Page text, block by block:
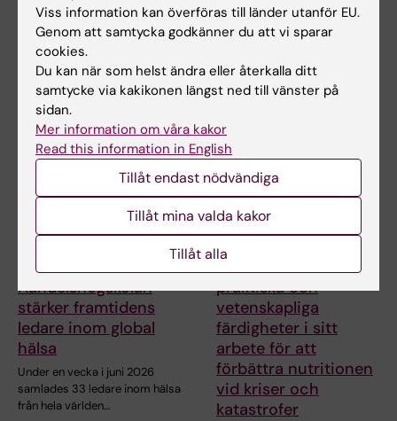
Masterprogrammet Public
Health in Disasters gav den
före detta KI-…
Prinka Singh skulle uppmuntra
alla som är intresserade av
KI och
Handelshögskolan
stärker framtidens
ledare inom global
hälsa
Under en vecka i juni 2026
samlades 33 ledare inom hälsa
från hela världen…
Sahar kombinerar
praktiska och
vetenskapliga
färdigheter i sitt
arbete för att
förbättra nutritionen
vid kriser och
katastrofer
Viss information kan överföras till länder utanför EU.
Genom att samtycka godkänner du att vi sparar
cookies.
Du kan när som helst ändra eller återkalla ditt
samtycke via kakikonen längst ned till vänster på
sidan.
Mer information om våra kakor
Read this information in English
Tillåt endast nödvändiga
Tillåt mina valda kakor
Tillåt alla